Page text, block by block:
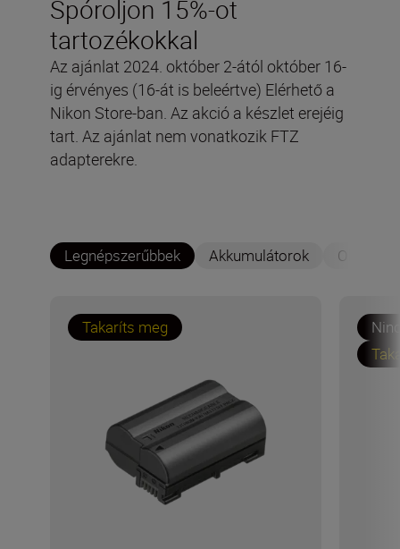
Spóroljon 15%-ot
tartozékokkal
Az ajánlat 2024. október 2-ától október 16-
ig érvényes (16-át is beleértve) Elérhető a
Nikon Store-ban. Az akció a készlet erejéig
tart. Az ajánlat nem vonatkozik FTZ
adapterekre.
Legnépszerűbbek Akkumulátorok Objektív
Takaríts meg